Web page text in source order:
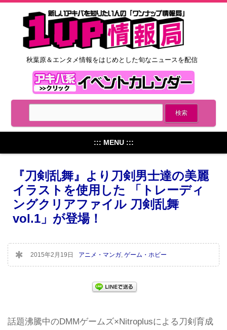
秋葉原＆エンタメ情報をはじめとした旬なニュースを配信
::: MENU :::
『刀剣乱舞』より刀剣男士達の美麗
イラストを使用した 「トレーディ
ングクリアファイル 刀剣乱舞
vol.1」が登場！
2015年2月19日 アニメ・マンガ ゲーム・ホビー
話題沸騰中のDMMゲームズ×Nitroplusによる刀剣育成